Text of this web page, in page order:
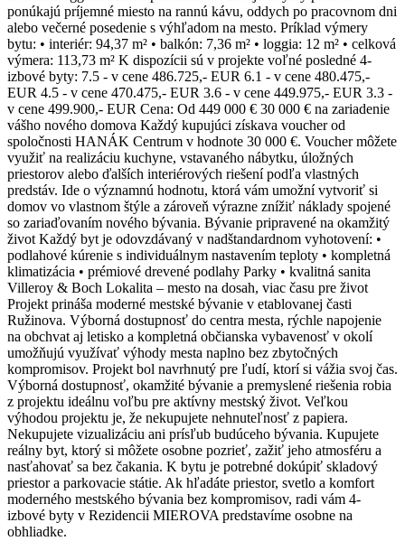
ponúkajú príjemné miesto na rannú kávu, oddych po pracovnom dni
alebo večerné posedenie s výhľadom na mesto. Príklad výmery
bytu: • interiér: 94,37 m² • balkón: 7,36 m² • loggia: 12 m² • celková
výmera: 113,73 m² K dispozícii sú v projekte voľné posledné 4-
izbové byty: 7.5 - v cene 486.725,- EUR 6.1 - v cene 480.475,-
EUR 4.5 - v cene 470.475,- EUR 3.6 - v cene 449.975,- EUR 3.3 -
v cene 499.900,- EUR Cena: Od 449 000 € 30 000 € na zariadenie
vášho nového domova Každý kupujúci získava voucher od
spoločnosti HANÁK Centrum v hodnote 30 000 €. Voucher môžete
využiť na realizáciu kuchyne, vstavaného nábytku, úložných
priestorov alebo ďalších interiérových riešení podľa vlastných
predstáv. Ide o významnú hodnotu, ktorá vám umožní vytvoriť si
domov vo vlastnom štýle a zároveň výrazne znížiť náklady spojené
so zariaďovaním nového bývania. Bývanie pripravené na okamžitý
život Každý byt je odovzdávaný v nadštandardnom vyhotovení: •
podlahové kúrenie s individuálnym nastavením teploty • kompletná
klimatizácia • prémiové drevené podlahy Parky • kvalitná sanita
Villeroy & Boch Lokalita – mesto na dosah, viac času pre život
Projekt prináša moderné mestské bývanie v etablovanej časti
Ružinova. Výborná dostupnosť do centra mesta, rýchle napojenie
na obchvat aj letisko a kompletná občianska vybavenosť v okolí
umožňujú využívať výhody mesta naplno bez zbytočných
kompromisov. Projekt bol navrhnutý pre ľudí, ktorí si vážia svoj čas.
Výborná dostupnosť, okamžité bývanie a premyslené riešenia robia
z projektu ideálnu voľbu pre aktívny mestský život. Veľkou
výhodou projektu je, že nekupujete nehnuteľnosť z papiera.
Nekupujete vizualizáciu ani prísľub budúceho bývania. Kupujete
reálny byt, ktorý si môžete osobne pozrieť, zažiť jeho atmosféru a
nasťahovať sa bez čakania. K bytu je potrebné dokúpiť skladový
priestor a parkovacie státie. Ak hľadáte priestor, svetlo a komfort
moderného mestského bývania bez kompromisov, radi vám 4-
izbové byty v Rezidencii MIEROVA predstavíme osobne na
obhliadke.